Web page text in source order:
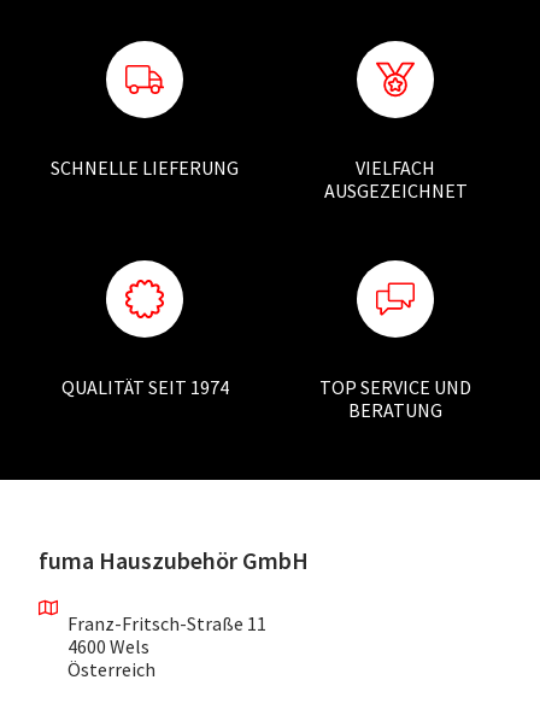
SCHNELLE LIEFERUNG
VIELFACH
AUSGEZEICHNET
QUALITÄT SEIT 1974
TOP SERVICE UND
BERATUNG
fuma Hauszubehör GmbH
Franz-Fritsch-Straße 11
4600 Wels
Österreich